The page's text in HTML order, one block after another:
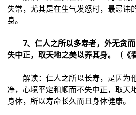
失常，尤其是在生气发怒时，最忌讳
身。
7、仁人之所以多寿者，外无贪
失中正，取天地之美以养其身。（《
解读：仁人之所以长寿，是因为
净，心境平定和顺而不失中正，取天
身体，所以寿命长久而且身体健康。